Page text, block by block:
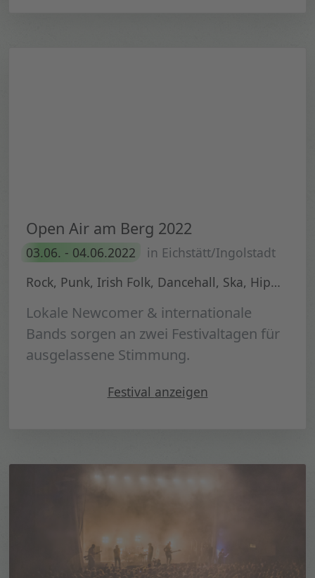
Open Air am Berg 2022
03.06. - 04.06.2022
in Eichstätt/Ingolstadt
Rock, Punk, Irish Folk, Dancehall, Ska, HipHop, Blues, Metal
Lokale Newcomer & internationale
Bands sorgen an zwei Festivaltagen für
ausgelassene Stimmung.
Festival " Open Air am Berg 2022"
anzeigen